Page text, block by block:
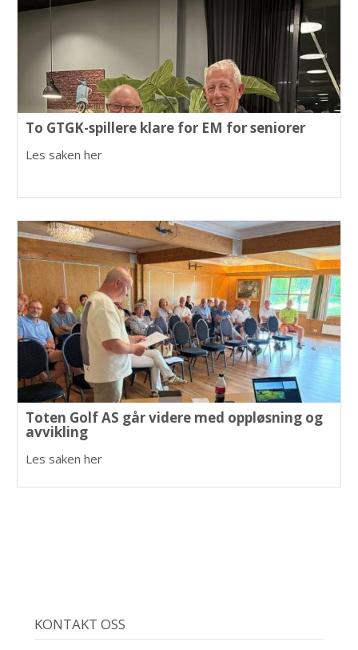
To GTGK-spillere klare for EM for seniorer
Les saken her
Toten Golf AS går videre med oppløsning og
avvikling
Les saken her
KONTAKT OSS